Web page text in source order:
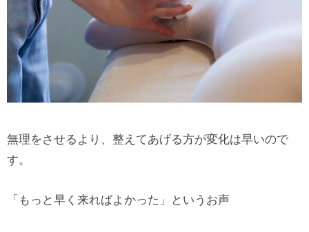
無理をさせるより、整えてあげる方が変化は早いので
す。
「もっと早く来ればよかった」というお声